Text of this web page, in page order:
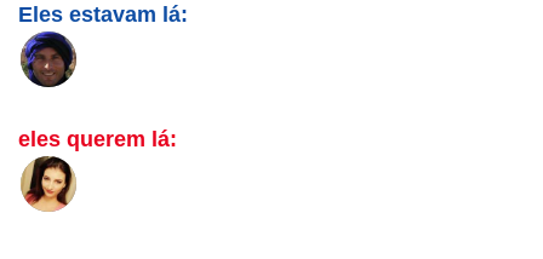
Eles estavam lá:
eles querem lá: